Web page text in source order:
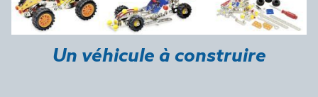
Un véhicule à construire